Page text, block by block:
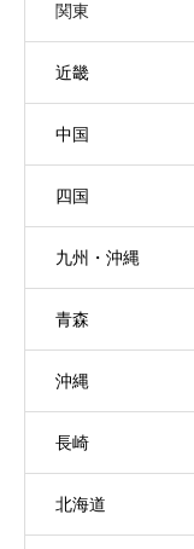
関東
近畿
中国
四国
九州・沖縄
青森
沖縄
長崎
北海道